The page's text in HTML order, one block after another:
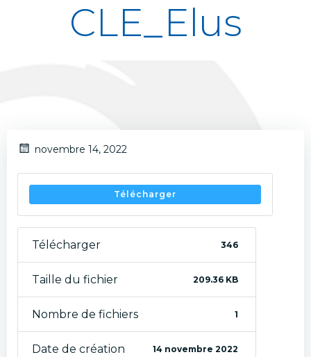
CLE_Elus
novembre 14, 2022
Télécharger
Télécharger 346
Taille du fichier 209.36 KB
Nombre de fichiers 1
Date de création 14 novembre 2022